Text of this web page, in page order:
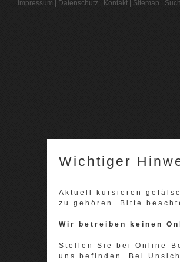
Impressum Datenschutz Kontakt Sitemap
Wichtiger
Aktuell kursieren
zu gehören. Bitte
Wir betreiben keinen
Stellen Sie bei Online-
uns befinden. Bei